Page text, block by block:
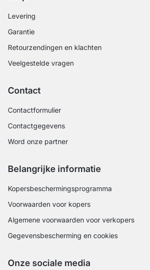
Levering
Garantie
Retourzendingen en klachten
Veelgestelde vragen
Contact
Contactformulier
Contactgegevens
Word onze partner
Belangrijke informatie
Kopersbeschermingsprogramma
Voorwaarden voor kopers
Algemene voorwaarden voor verkopers
Gegevensbescherming en cookies
Onze sociale media